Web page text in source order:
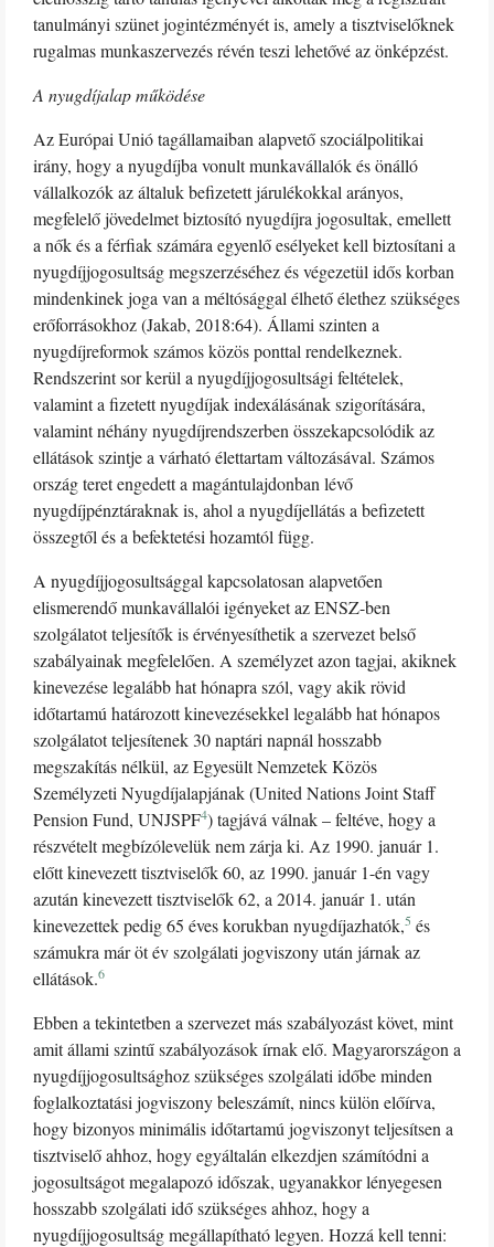
tanulmányi szünet jogintézményét is, amely a tisztviselőknek
rugalmas munkaszervezés révén teszi lehetővé az önképzést.
A nyugdíjalap működése
Az Európai Unió tagállamaiban alapvető szociálpolitikai
irány, hogy a nyugdíjba vonult munkavállalók és önálló
vállalkozók az általuk befizetett járulékokkal arányos,
megfelelő jövedelmet biztosító nyugdíjra jogosultak, emellett
a nők és a férfiak számára egyenlő esélyeket kell biztosítani a
nyugdíjjogosultság megszerzéséhez és végezetül idős korban
mindenkinek joga van a méltósággal élhető élethez szükséges
erőforrásokhoz (Jakab, 2018:64). Állami szinten a
nyugdíjreformok számos közös ponttal rendelkeznek.
Rendszerint sor kerül a nyugdíjjogosultsági feltételek,
valamint a fizetett nyugdíjak indexálásának szigorítására,
valamint néhány nyugdíjrendszerben összekapcsolódik az
ellátások szintje a várható élettartam változásával. Számos
ország teret engedett a magántulajdonban lévő
nyugdíjpénztáraknak is, ahol a nyugdíjellátás a befizetett
összegtől és a befektetési hozamtól függ.
A nyugdíjjogosultsággal kapcsolatosan alapvetően
elismerendő munkavállalói igényeket az ENSZ-ben
szolgálatot teljesítők is érvényesíthetik a szervezet belső
szabályainak megfelelően. A személyzet azon tagjai, akiknek
kinevezése legalább hat hónapra szól, vagy akik rövid
időtartamú határozott kinevezésekkel legalább hat hónapos
szolgálatot teljesítenek 30 naptári napnál hosszabb
megszakítás nélkül, az Egyesült Nemzetek Közös
Személyzeti Nyugdíjalapjának (United Nations Joint Staff
Pension Fund, UNJSPF4) tagjává válnak – feltéve, hogy a
részvételt megbízólevelük nem zárja ki. Az 1990. január 1.
előtt kinevezett tisztviselők 60, az 1990. január 1-én vagy
azután kinevezett tisztviselők 62, a 2014. január 1. után
kinevezettek pedig 65 éves korukban nyugdíjazhatók,5 és
számukra már öt év szolgálati jogviszony után járnak az
ellátások.6
Ebben a tekintetben a szervezet más szabályozást követ, mint
amit állami szintű szabályozások írnak elő. Magyarországon a
nyugdíjjogosultsághoz szükséges szolgálati időbe minden
foglalkoztatási jogviszony beleszámít, nincs külön előírva,
hogy bizonyos minimális időtartamú jogviszonyt teljesítsen a
tisztviselő ahhoz, hogy egyáltalán elkezdjen számítódni a
jogosultságot megalapozó időszak, ugyanakkor lényegesen
hosszabb szolgálati idő szükséges ahhoz, hogy a
nyugdíjjogosultság megállapítható legyen. Hozzá kell tenni: